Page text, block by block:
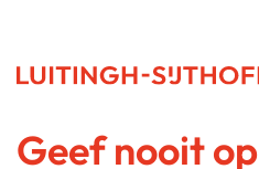
Geef nooit op